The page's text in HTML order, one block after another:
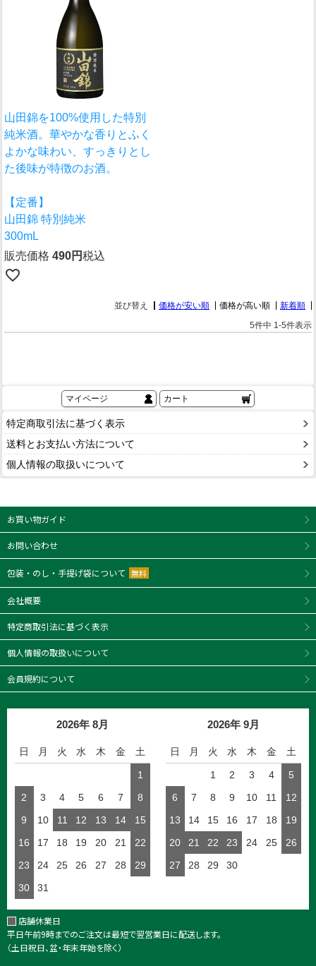
山田錦を100%使用した特別
純米酒。華やかな香りとふく
よかな味わい、すっきりとし
た後味が特徴のお酒。
【定番】
山田錦 特別純米
300mL
販売価格 490 税込
並び替え 価格が安い順 価格が高い順
新着順
5件中 1-5件表示
マイページ カート
特定商取引法に基づく表示
送料とお支払い方法について
個人情報の取扱いについて
お買い物ガイド
お問い合わせ
包装・のし・手提げ袋について 無料
会社概要
特定商取引法に基づく表示
個人情報の取扱いについて
会員規約について
2026年 8月
日 月 火 水 木 金 土
1
2
3 4 5 6 7
8
9
10 11 12 13 14
15
16
17 18 19 20 21
22
23
24 25 26 27 28
29
30
31
2026年 9月
日 月 火 水 木 金 土
1 2 3 4
5
6
7 8 9 10 11
12
13
14 15 16 17 18
19
20
21 22 23 24 25
26
27
28 29 30
店舗休業日
平日午前9時までのご注文は最短で翌営業日に配送します。
（土日祝日、盆・年末年始を除く）